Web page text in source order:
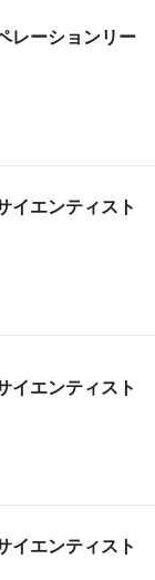
レーションリー
イエンティスト
イエンティスト
イエンティスト